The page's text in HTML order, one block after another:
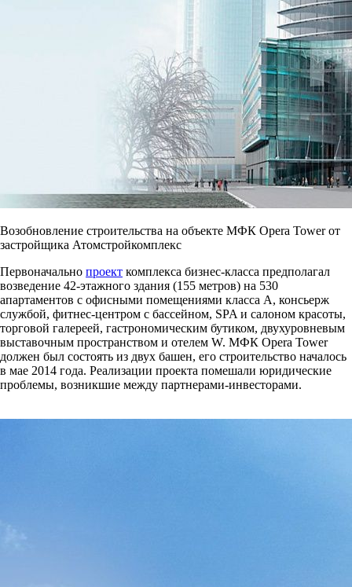
Возобновление строительства на объекте МФК Opera Tower от
застройщика Атомстройкомплекс
Первоначально проект комплекса бизнес-класса предполагал
возведение 42-этажного здания (155 метров) на 530
апартаментов с офисными помещениями класса А, консьерж
службой, фитнес-центром с бассейном, SPA и салоном красоты,
торговой галереей, гастрономическим бутиком, двухуровневым
выставочным пространством и отелем W. МФК Opera Tower
должен был состоять из двух башен, его строительство началось
в мае 2014 года. Реализации проекта помешали юридические
проблемы, возникшие между партнерами-инвесторами.